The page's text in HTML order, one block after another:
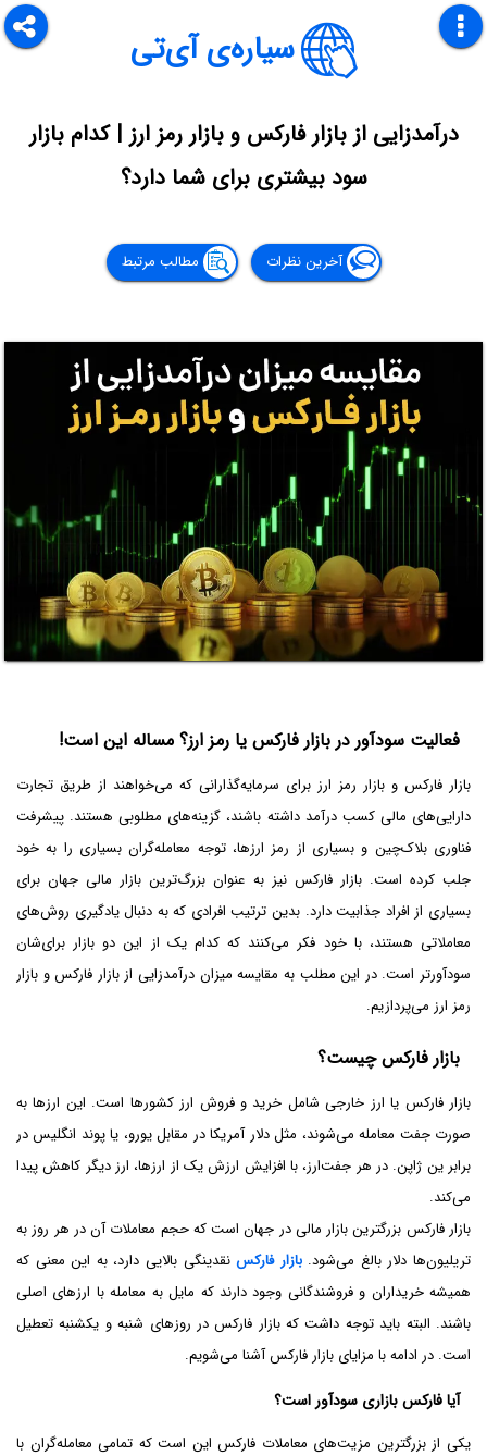
سیاره‌ی آی‌تی
درآمدزایی از بازار فارکس و بازار رمز ارز | کدام بازار
سود بیشتری برای شما دارد؟
آخرین نظرات مطالب مرتبط
فعالیت سودآور در بازار فارکس یا رمز ارز؟ مساله این است!
بازار فارکس و بازار رمز ارز برای سرمایه‌گذارانی که می‌خواهند از طریق تجارت
دارایی‌های مالی کسب درآمد داشته باشند، گزینه‌های مطلوبی هستند. پیشرفت
فناوری بلاک‌چین و بسیاری از رمز ارزها، توجه معامله‌گران بسیاری را به خود
جلب کرده است. بازار فارکس نیز به عنوان بزرگ‌ترین بازار مالی جهان برای
بسیاری از افراد جذابیت دارد. بدین ترتیب افرادی که به دنبال یادگیری روش‌های
معاملاتی هستند، با خود فکر می‌کنند که کدام یک از این دو بازار برای‌شان
سودآورتر است. در این مطلب به مقایسه میزان درآمدزایی از بازار فارکس و بازار
رمز ارز می‌پردازیم.
بازار فارکس چیست؟
بازار فارکس یا ارز خارجی شامل خرید و فروش ارز کشورها است. این ارزها به
صورت جفت معامله می‌شوند، مثل دلار آمریکا در مقابل یورو، یا پوند انگلیس در
برابر ین ژاپن. در هر جفت‌ارز، با افزایش ارزش یک از ارزها، ارز دیگر کاهش پیدا
می‌کند.
بازار فارکس بزرگترین بازار مالی در جهان است که حجم معاملات آن در هر روز به
تریلیون‌ها دلار بالغ می‌شود.بازار فارکسنقدینگی بالایی دارد، به این معنی که
همیشه خریداران و فروشندگانی وجود دارند که مایل به معامله با ارزهای اصلی
باشند. البته باید توجه داشت که بازار فارکس در روزهای شنبه و یکشنبه تعطیل
است. در ادامه با مزایای بازار فارکس آشنا می‌شویم.
آیا فارکس بازاری سودآور است؟
یکی از بزرگترین مزیت‌های معاملات فارکس این است که تمامی معامله‌گران با